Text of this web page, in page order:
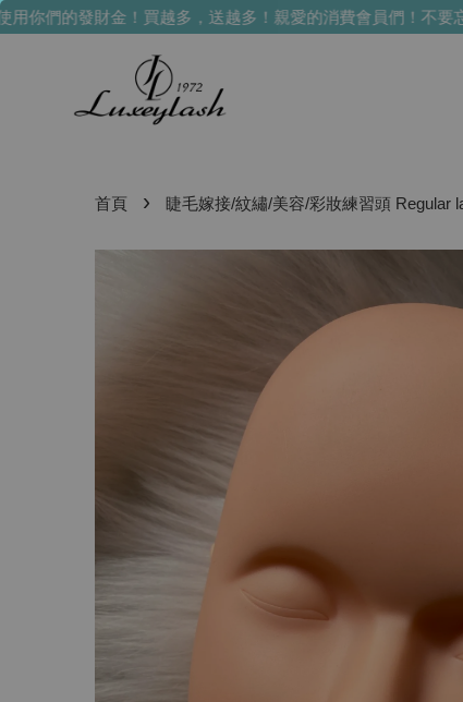
們的發財金！買越多，送越多！親愛的消費會員們！不要忘
首頁 › 睫毛嫁接/紋繡/美容/彩妝練習頭 Regular